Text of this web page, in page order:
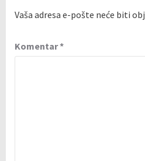
Vaša adresa e-pošte neće biti
Komentar*